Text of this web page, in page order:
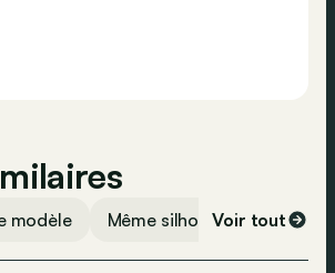
modèle Même silhouette Même
Voir tout